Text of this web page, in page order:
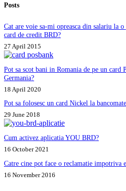
Posts
Cat are voie sa-mi opreasca din salariu la
card de credit BRD?
27 April 2015
Pot sa scot bani in Romania de pe un card
Germania?
18 April 2020
Pot sa folosesc un card Nickel la
29 June 2018
Cum activez aplicatia YOU BRD?
16 October 2021
Catre cine pot face o reclamatie impotriva
16 November 2016